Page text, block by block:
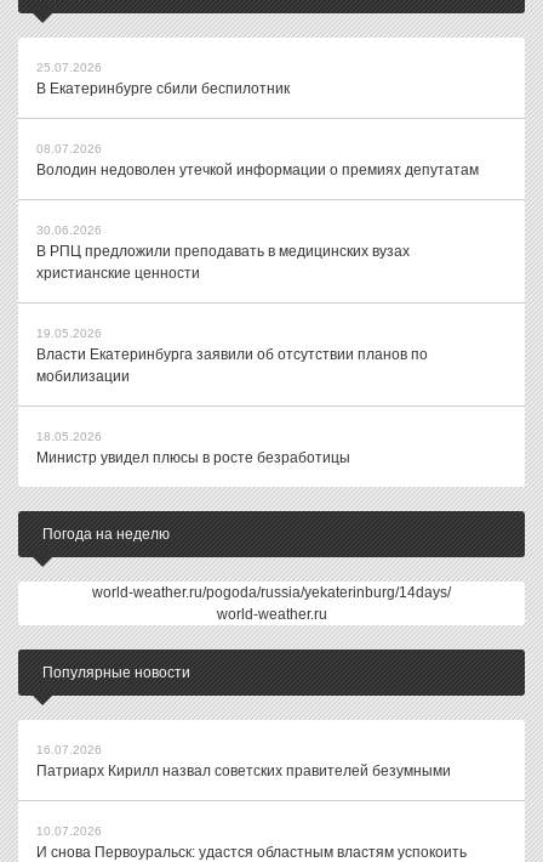
25.07.2026
В Екатеринбурге сбили беспилотник
08.07.2026
Володин недоволен утечкой информации о премиях депутатам
30.06.2026
В РПЦ предложили преподавать в медицинских вузах
христианские ценности
19.05.2026
Власти Екатеринбурга заявили об отсутствии планов по
мобилизации
18.05.2026
Министр увидел плюсы в росте безработицы
Погода на неделю
world-weather.ru/pogoda/russia/yekaterinburg/14days/
world-weather.ru
Популярные новости
16.07.2026
Патриарх Кирилл назвал советских правителей безумными
10.07.2026
И снова Первоуральск: удастся областным властям успокоить